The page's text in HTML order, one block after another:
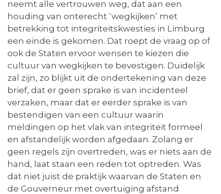
neemt alle vertrouwen weg, dat aan een
houding van onterecht ‘wegkijken’ met
betrekking tot integriteitskwesties in Limburg
een einde is gekomen. Dat roept de vraag op of
ook de Staten ervoor wensen te kiezen die
cultuur van wegkijken te bevestigen. Duidelijk
zal zijn, zo blijkt uit de ondertekening van deze
brief, dat er geen sprake is van incidenteel
verzaken, maar dat er eerder sprake is van
bestendigen van een cultuur waarin
meldingen op het vlak van integriteit formeel
en afstandelijk worden afgedaan. Zolang er
geen regels zijn overtreden, was er niets aan de
hand, laat staan een reden tot optreden. Was
dat niet juist de praktijk waarvan de Staten en
de Gouverneur met overtuiging afstand